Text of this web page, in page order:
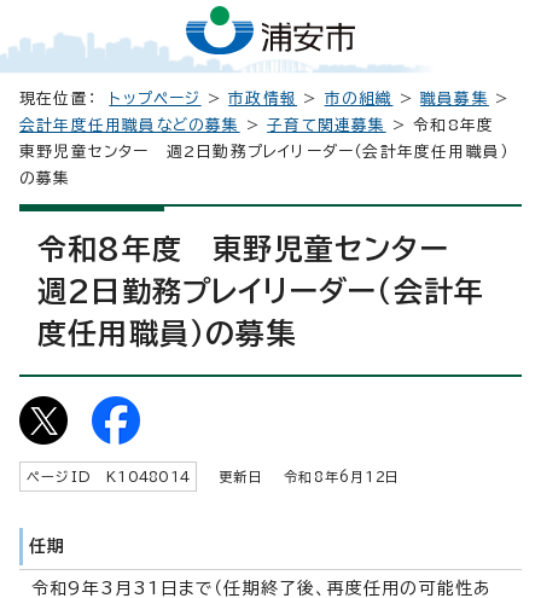
現在位置： トップページ >市政情報 > 市の組織 >職員募集
>
会計年度任用職員などの募集
>子育て関連募集
> 令和8年度
東野児童センター 週2日勤務プレイリーダー（会計年度任用職員）
の募集
令和8年度 東野児童センター
週2日勤務プレイリーダー（会計年
度任用職員）の募集
ページID K 1048014 更新日 令和8年6月 12 日
任期
令和9年3月31日まで（任期終了後、再度任用の可能性あ